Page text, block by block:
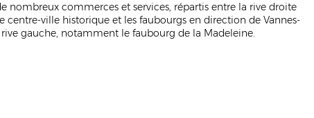
nombreux commerces et services, répartis entre la rive droite
centre-ville historique et les faubourgs en direction de Vannes-
gauche, notamment le faubourg de la Madeleine.